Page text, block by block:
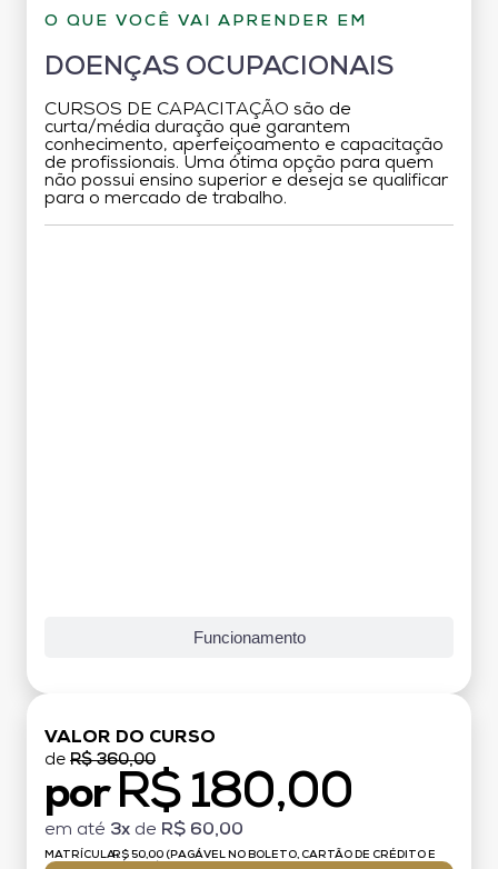
O QUE VOCÊ VAI APRENDER EM
DOENÇAS OCUPACIONAIS
CURSOS DE CAPACITAÇÃO são de
curta/média duração que garantem
conhecimento, aperfeiçoamento e capacitação
de profissionais. Uma ótima opção para quem
não possui ensino superior e deseja se qualificar
para o mercado de trabalho.
Funcionamento
VALOR DO CURSO
de R$ 360,00
por R$ 180,00
em até 3x de R$ 60,00
MATRÍCULA:R$ 50,00 (PAGÁVEL NO BOLETO, CARTÃO DE CRÉDITO E